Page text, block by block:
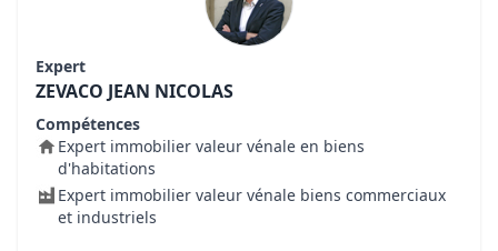
Expert
ZEVACO JEAN NICOLAS
Compétences
Expert immobilier valeur vénale en biens
d'habitations
Expert immobilier valeur vénale biens commerciaux
et industriels